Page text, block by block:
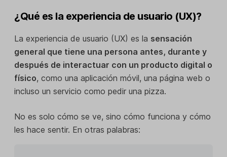
¿Qué es la experiencia de usuario (UX)?
La experiencia de usuario (UX) es la sensación
general que tiene una persona antes, durante y
después de interactuar con un producto digital o
físico, como una aplicación móvil, una página web o
incluso un servicio como pedir una pizza.
No es solo cómo se ve, sino cómo funciona y cómo
les hace sentir. En otras palabras: